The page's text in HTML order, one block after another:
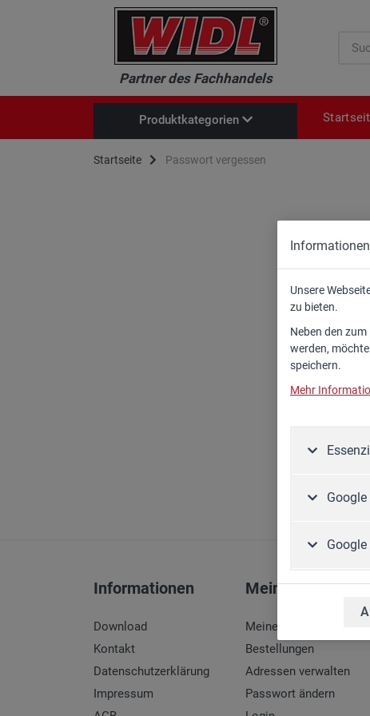
Partner des Fachhandels
Neu im Sortiment
Produktkategorien
Startseite Passwort vergessen
Informationen
Download
Kontakt
Datenschutzerklärung
Impressum
Mein Konto
Meine Daten
Bestellungen
Adressen verwalten
Passwort ändern
Unsere
zu bieten.
Neben den
werden,
speichern.
Mehr